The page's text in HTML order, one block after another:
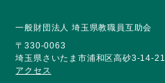
一般財団法人 埼玉県教職員互助会
〒330-0063
埼玉県さいたま市浦和区高砂3-14-21
アクセス